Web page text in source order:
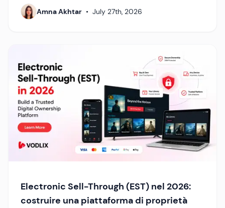
Amna Akhtar • July 27th, 2026
Electronic Sell-Through (EST) nel 2026:
costruire una piattaforma di proprietà